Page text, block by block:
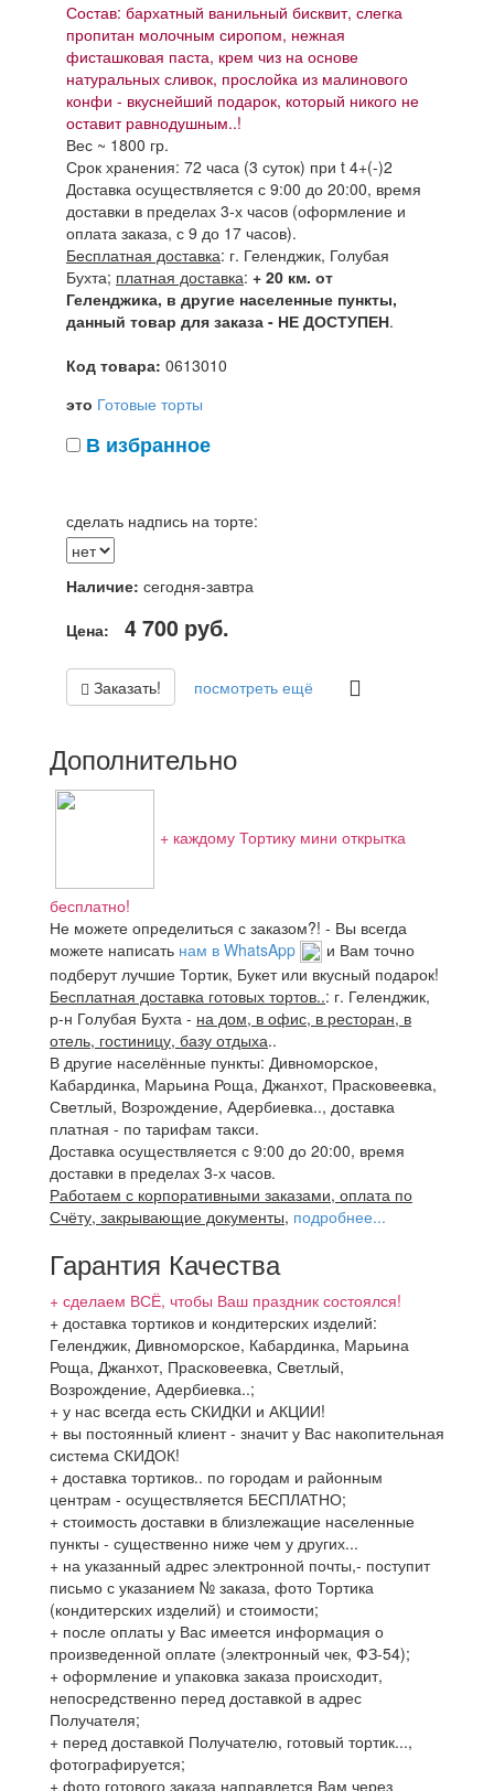
Состав: бархатный ванильный бисквит, слегка
пропитан молочным сиропом, нежная
фисташковая паста, крем чиз на основе
натуральных сливок, прослойка из малинового
конфи - вкуснейший подарок, который никого не
оставит равнодушным..!
Вес ~ 1800 гр.
Срок хранения: 72 часа (3 суток) при t 4+(-)2
Доставка осуществляется с 9:00 до 20:00, время
доставки в пределах 3-х часов (оформление и
оплата заказа, с 9 до 17 часов).
Бесплатная доставка: г. Геленджик, Голубая
Бухта; платная доставка: + 20 км. от
Геленджика, в другие населенные пункты,
данный товар для заказа - НЕ ДОСТУПЕН.
Код товара: 0613010
это Готовые торты
В избранное
сделать надпись на торте:
Наличие: сегодня-завтра
Цена:
4 700 руб.
Заказать! посмотреть ещё
Дополнительно
+ каждому Тортику мини открытка
бесплатно!
Не можете определиться с заказом?! - Вы всегда
можете написать нам в WhatsApp
и Вам точно
подберут лучшие Тортик, Букет или вкусный подарок!
Бесплатная доставка готовых тортов..: г. Геленджик,
р-н Голубая Бухта - на дом, в офис, в ресторан, в
отель, гостиницу, базу отдыха..
В другие населённые пункты: Дивноморское,
Кабардинка, Марьина Роща, Джанхот, Прасковеевка,
Светлый, Возрождение, Адербиевка.., доставка
платная - по тарифам такси.
Доставка осуществляется с 9:00 до 20:00, время
доставки в пределах 3-х часов.
Работаем с корпоративными заказами, оплата по
Счёту, закрывающие документы, подробнее...
Гарантия Качества
+ сделаем ВСЁ, чтобы Ваш праздник состоялся!
+ доставка тортиков и кондитерских изделий:
Геленджик, Дивноморское, Кабардинка, Марьина
Роща, Джанхот, Прасковеевка, Светлый,
Возрождение, Адербиевка..;
+ у нас всегда есть СКИДКИ и АКЦИИ!
+ вы постоянный клиент - значит у Вас накопительная
система СКИДОК!
+ доставка тортиков.. по городам и районным
центрам - осуществляется БЕСПЛАТНО;
+ стоимость доставки в близлежащие населенные
пункты - существенно ниже чем у других...
+ на указанный адрес электронной почты,- поступит
письмо с указанием № заказа, фото Тортика
(кондитерских изделий) и стоимости;
+ после оплаты у Вас имеется информация о
произведенной оплате (электронный чек, ФЗ-54);
+ оформление и упаковка заказа происходит,
непосредственно перед доставкой в адрес
Получателя;
+ перед доставкой Получателю, готовый тортик...,
фотографируется;
+ фото готового заказа направлется Вам через